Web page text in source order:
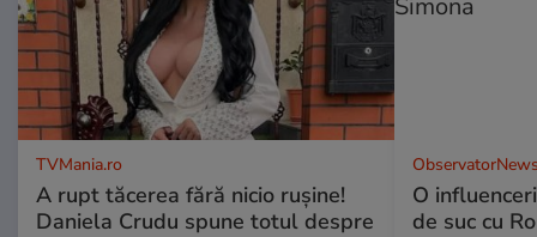
TVMania.ro
A rupt tăcerea fără nicio rușine!
Daniela Crudu spune totul despre
O
de suc cu